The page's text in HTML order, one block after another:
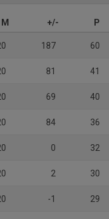
M +/- P
187 60
81 41
69 40
84 36
0 32
2 30
-1 29